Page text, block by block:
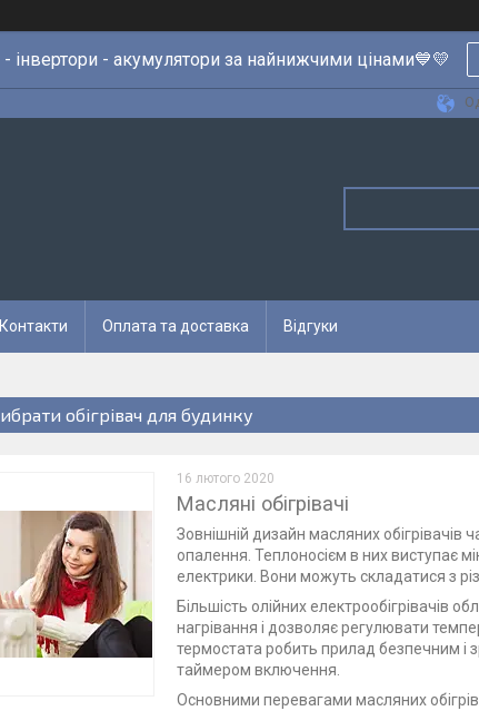
інвертори - акумулятори за найнижчими цінами💙💛
Контакти Оплата та доставка Відгуки
обігрівач для будинку
16 лютого 2020
Масляні обігрівачі
Зовнішній дизайн масляних обігрівачів
опалення. Теплоносієм в них виступає
електрики. Вони можуть складатися з
Більшість олійних електрообігрівачів
нагрівання і дозволяє регулювати
термостата робить прилад безпечним і
таймером включення.
Основними перевагами масляних